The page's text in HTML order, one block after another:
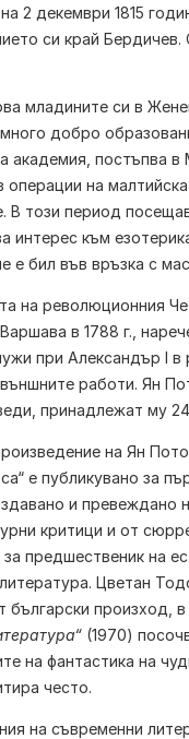
2 декември 1815
си край Бердичев.
младините си в
добро
академия, постъпва в
операции на
В този период
интерес към
е бил във връзка с
на революционния
в 1788 г.,
при Александър I в
работи. Ян
принадлежат му
на Ян
е публикувано за
и превеждано
критици и от
предшественик на
Цветан
български произход, в
(1970)
на фантастика на
често.
на съвременни